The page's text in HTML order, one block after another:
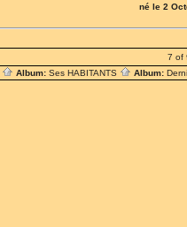
né le 2
7 of
Album: Ses HABITANTS Album: